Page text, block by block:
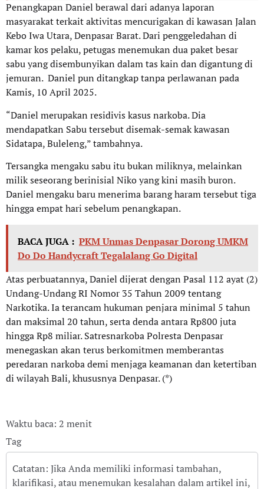
Penangkapan Daniel berawal dari adanya laporan
masyarakat terkait aktivitas mencurigakan di kawasan Jalan
Kebo Iwa Utara, Denpasar Barat. Dari penggeledahan di
kamar kos pelaku, petugas menemukan dua paket besar
sabu yang disembunyikan dalam tas kain dan digantung di
jemuran. Daniel pun ditangkap tanpa perlawanan pada
Kamis, 10 April 2025.
“Daniel merupakan residivis kasus narkoba. Dia
mendapatkan Sabu tersebut disemak-semak kawasan
Sidatapa, Buleleng,” tambahnya.
Tersangka mengaku sabu itu bukan miliknya, melainkan
milik seseorang berinisial Niko yang kini masih buron.
Daniel mengaku baru menerima barang haram tersebut tiga
hingga empat hari sebelum penangkapan.
BACA JUGA : PKM Unmas Denpasar Dorong UMKM
Do Do Handycraft Tegalalang Go Digital
Atas perbuatannya, Daniel dijerat dengan Pasal 112 ayat (2)
Undang-Undang RI Nomor 35 Tahun 2009 tentang
Narkotika. Ia terancam hukuman penjara minimal 5 tahun
dan maksimal 20 tahun, serta denda antara Rp800 juta
hingga Rp8 miliar. Satresnarkoba Polresta Denpasar
menegaskan akan terus berkomitmen memberantas
peredaran narkoba demi menjaga keamanan dan ketertiban
di wilayah Bali, khususnya Denpasar. (*)
Waktu baca: 2 menit
Tag
Catatan: Jika Anda memiliki informasi tambahan,
klarifikasi, atau menemukan kesalahan dalam artikel ini,